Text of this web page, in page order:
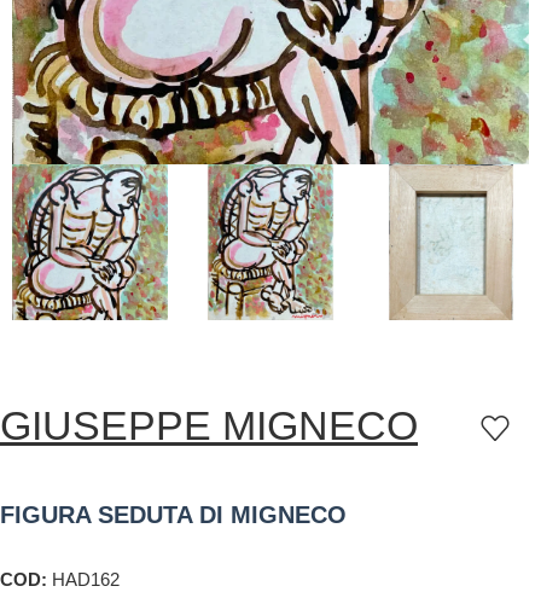
GIUSEPPE MIGNECO
FIGURA SEDUTA DI MIGNECO
COD: HAD162